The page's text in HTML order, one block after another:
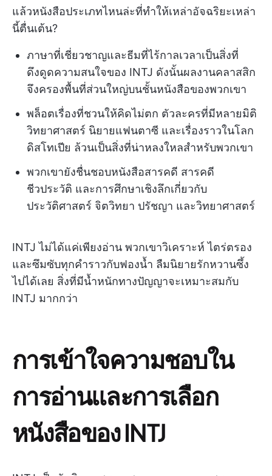
แล้วหนังสือประเภทไหนล่ะที่ทำให้เหล่าอัจฉริยะเหล่า
นี้ตื่นเต้น?
ภาษาที่เชี่ยวชาญและธีมที่ไร้กาลเวลาเป็นสิ่งที่
ดึงดูดความสนใจของ INTJ ดังนั้นผลงานคลาสสิก
จึงครองพื้นที่ส่วนใหญ่บนชั้นหนังสือของพวกเขา
พล็อตเรื่องที่ชวนให้คิดไม่ตก ตัวละครที่มีหลายมิติ
วิทยาศาสตร์ นิยายแฟนตาซี และเรื่องราวในโลก
ดิสโทเปีย ล้วนเป็นสิ่งที่น่าหลงใหลสำหรับพวกเขา
พวกเขายังชื่นชอบหนังสือสารคดี สารคดี
ชีวประวัติ และการศึกษาเชิงลึกเกี่ยวกับ
ประวัติศาสตร์ จิตวิทยา ปรัชญา และวิทยาศาสตร์
INTJ ไม่ได้แค่เพียงอ่าน พวกเขาวิเคราะห์ ไตร่ตรอง
และซึมซับทุกคำราวกับฟองน้ำ ลืมนิยายรักหวานซึ้ง
ไปได้เลย สิ่งที่มีน้ำหนักทางปัญญาจะเหมาะสมกับ
INTJ มากกว่า
การเข้าใจความชอบใน
การอ่านและการเลือก
หนังสือของ INTJ